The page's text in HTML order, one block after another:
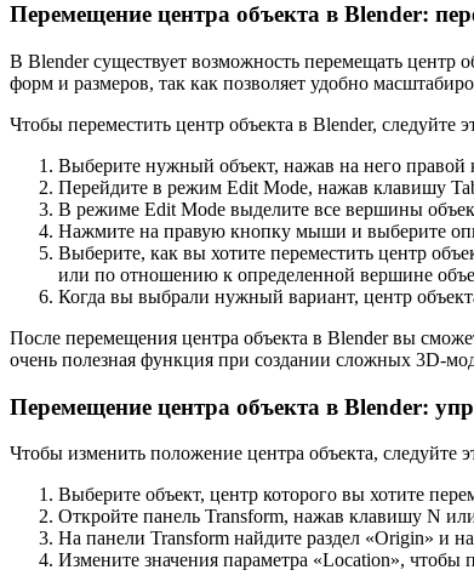
Перемещение центра объекта в Blender:
В Blender существует возможность перемещать центр
форм и размеров, так как позволяет удобно
Чтобы переместить центр объекта в Blender, следуйте
Выберите нужный объект, нажав на него
Перейдите в режим Edit Mode, нажав клавишу
В режиме Edit Mode выделите все вершины
Нажмите на правую кнопку мыши и выберите
Выберите, как вы хотите переместить центр
или по отношению к определенной вершине
Когда вы выбрали нужный вариант, центр
После перемещения центра объекта в Blender вы
очень полезная функция при создании сложных 3D-
Перемещение центра объекта в Blender:
Чтобы изменить положение центра объекта, следуйте
Выберите объект, центр которого вы хотите
Откройте панель Transform, нажав клавишу N
На панели Transform найдите раздел «Origin» и
Измените значения параметра «Location», чтобы